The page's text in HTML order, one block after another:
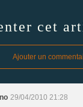
cet
Ajouter un
29/04/2010 21:28